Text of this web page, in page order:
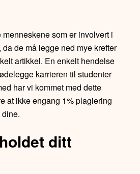
menneskene som er involvert i
de må legge ned mye krefter
artikkel. En enkelt hendelse
karrieren til studenter
har vi kommet med dette
at ikke engang 1% plagiering
ditt